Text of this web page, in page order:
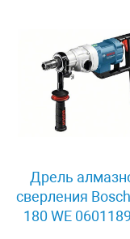
Дрель
сверления
180 WE